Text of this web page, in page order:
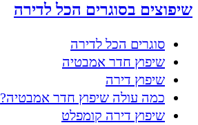
שיפוצים בסוגרים הכל לדירה
סוגרים הכל לדירה
שיפוץ חדר אמבטיה
שיפוץ דירה
כמה עולה שיפוץ חדר אמבטיה?
שיפוץ דירה קומפלט